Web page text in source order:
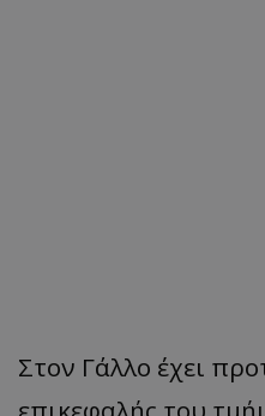
Στον Γάλλο έχει